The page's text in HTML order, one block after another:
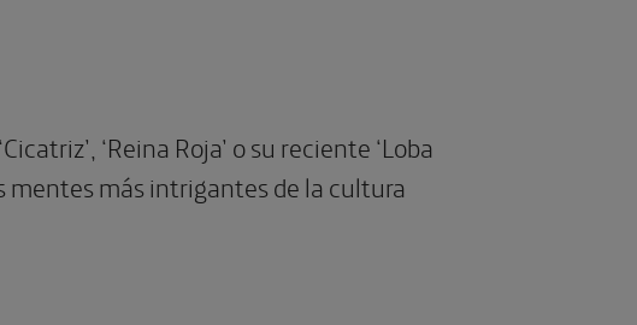
‘Reina Roja’ o su reciente ‘Loba
mentes más intrigantes de la cultura